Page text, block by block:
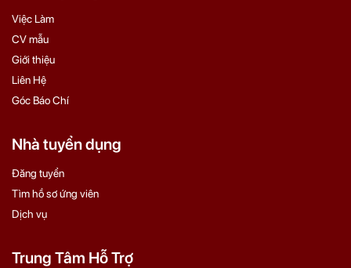
Việc Làm
CV mẫu
Giới thiệu
Liên Hệ
Góc Báo Chí
Nhà tuyển dụng
Đăng tuyển
Tìm hồ sơ ứng viên
Dịch vụ
Trung Tâm Hỗ Trợ